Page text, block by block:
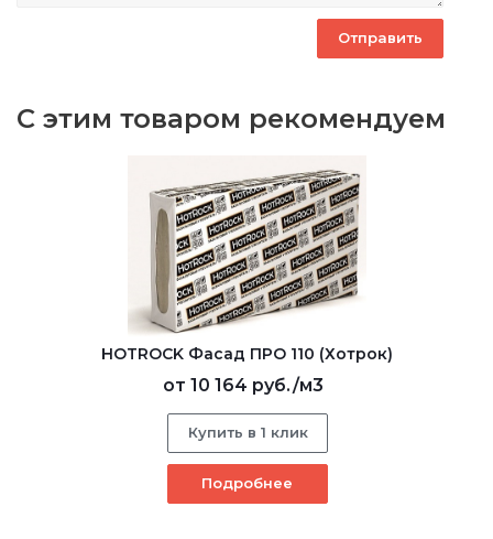
С этим товаром рекомендуем
HOTROCK Фасад ПРО 110 (Хотрок)
от 10 164 руб./м3
Купить в 1 клик
Подробнее